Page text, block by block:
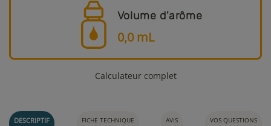
Volume d'arôme
0,0mL
Calculateur complet
DESCRIPTIF FICHE TECHNIQUE AVIS VOS QUESTIONS